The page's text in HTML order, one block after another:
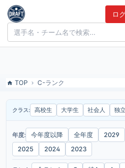
2026年度-C-ランクのドラフト候補と
ドラフト候補とみんなの評価
ロ
TOP C-ランク
クラス: 高校生 大学生 社会人 独
年度: 今年度以降 全年度 2029
2025
2024 2023